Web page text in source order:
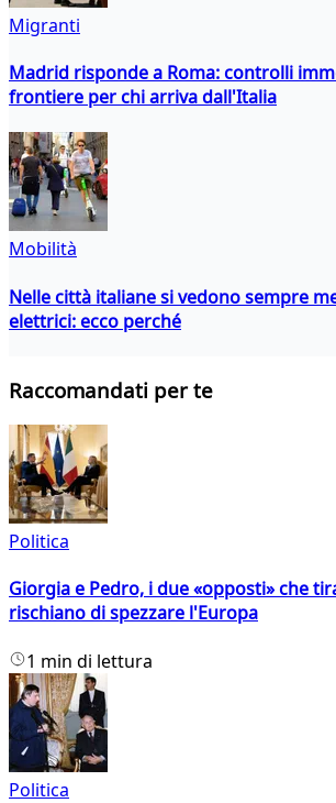
Migranti
Madrid risponde a Roma: controlli
frontiere per chi arriva dall'Italia
Mobilità
Nelle città italiane si vedono sempre
elettrici: ecco perché
Raccomandati per te
Politica
Giorgia e Pedro, i due «opposti» che
rischiano di spezzare l'Europa
1 min di lettura
Politica